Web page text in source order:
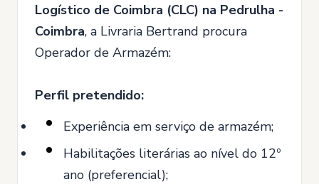
Logístico de Coimbra (CLC) na Pedrulha -
Coimbra, a Livraria Bertrand procura
Operador de Armazém:
Perfil pretendido:
Experiência em serviço de armazém;
Habilitações literárias ao nível do 12º
ano (preferencial);